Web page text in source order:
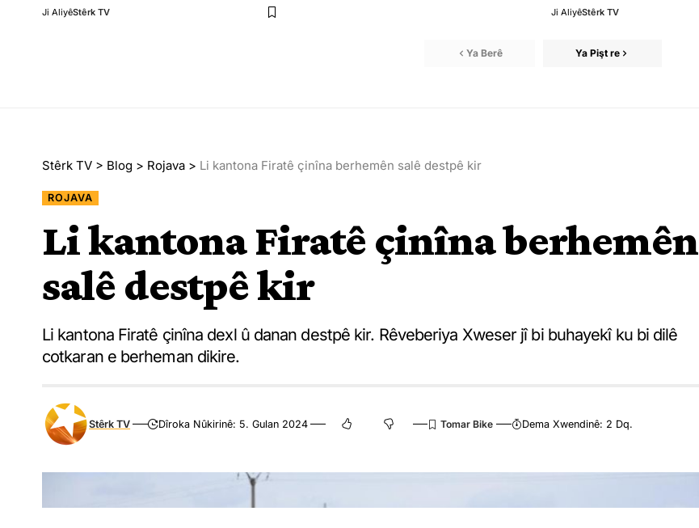
Ji AliyêStêrk TV Ji AliyêStêrk TV
Ya Berê Ya Pişt re
Stêrk TV > Blog > Rojava > Li kantona Firatê çinîna berhemên salê destpê kir
ROJAVA
Li kantona Firatê çinîna berhemên
salê destpê kir
Li kantona Firatê çinîna dexl û danan destpê kir. Rêveberiya Xweser jî bi buhayekî ku bi dilê
cotkaran e berheman dikire.
Stêrk TV Dîroka Nûkirinê: 5. Gulan 2024 Dema Xwendinê: 2 Dq.